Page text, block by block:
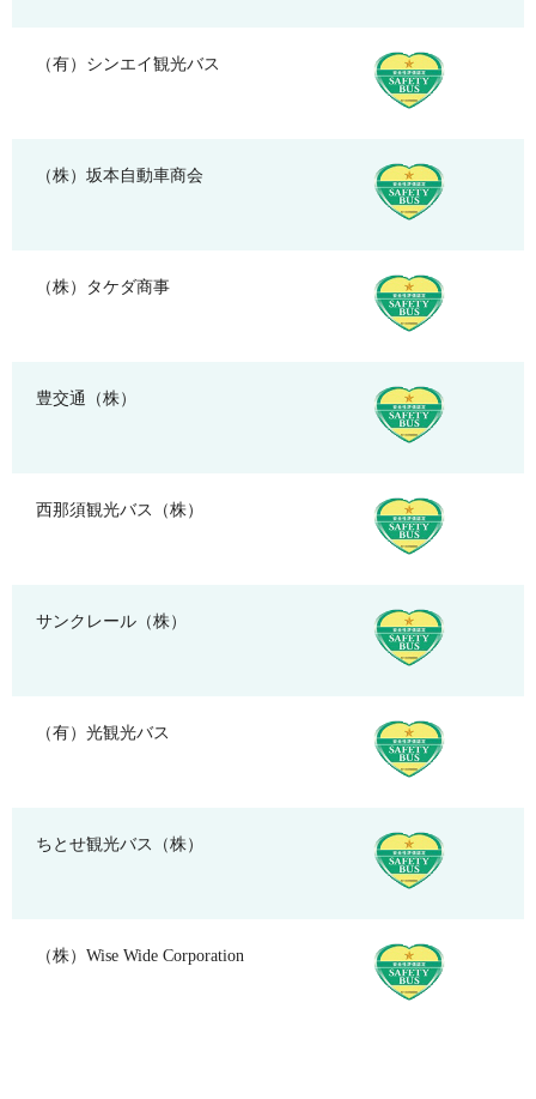
（有）シンエイ観光バス
（株）坂本自動車商会
（株）タケダ商事
豊交通（株）
西那須観光バス（株）
サンクレール（株）
（有）光観光バス
ちとせ観光バス（株）
（株）Wise Wide Corporation